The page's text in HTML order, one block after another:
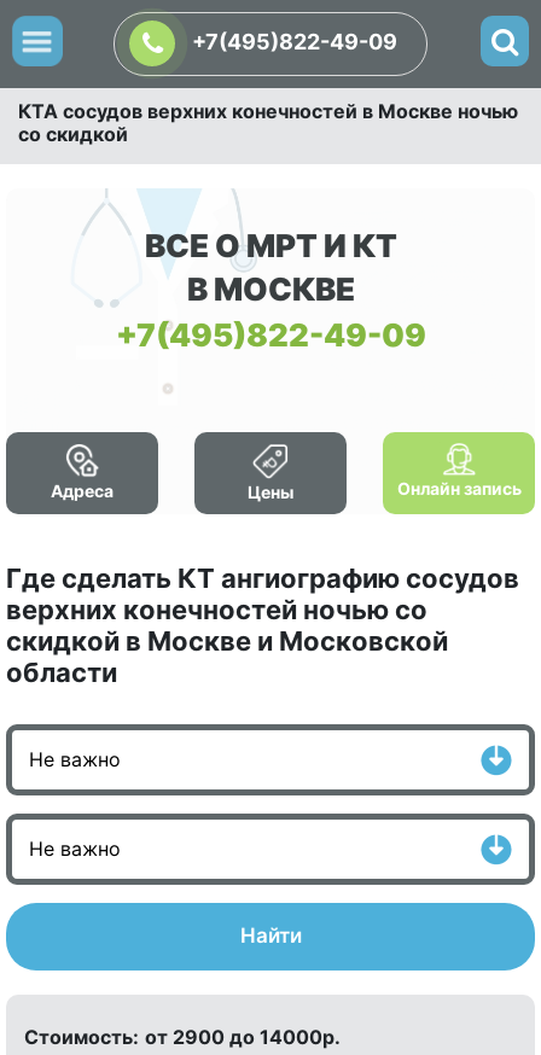
+7(495)822-49-09
КТА сосудов верхних конечностей в Москве ночью
со скидкой
ВСЕ О МРТ И КТ
В МОСКВЕ
+7(495)822-49-09
Адреса Цены Онлайн запись
Где сделать КТ ангиографию сосудов
верхних конечностей ночью со
скидкой в Москве и Московской
области
Найти
Стоимость: от 2900 до 14000р.